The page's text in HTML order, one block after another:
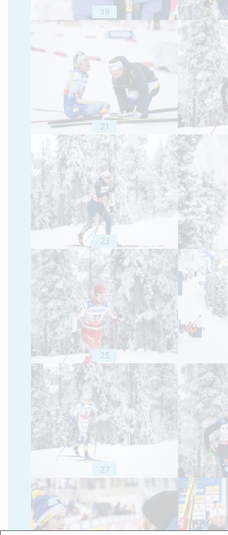
19
21
23
25
27